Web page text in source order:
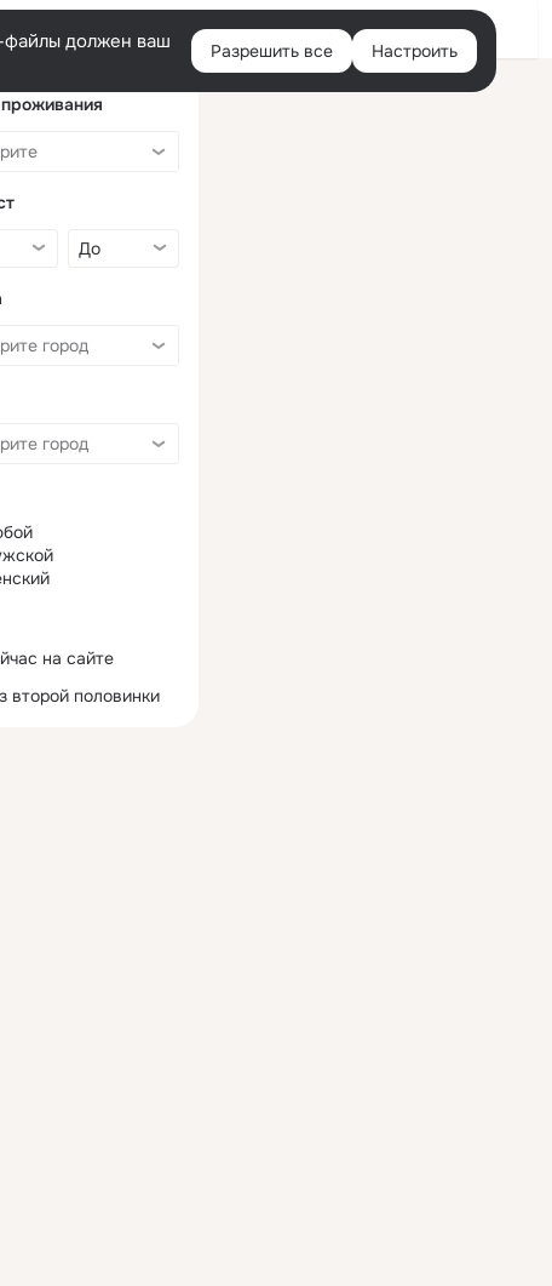
Войти
файлы должен ваш
Разрешить все Настроить
на сайте
второй половинки